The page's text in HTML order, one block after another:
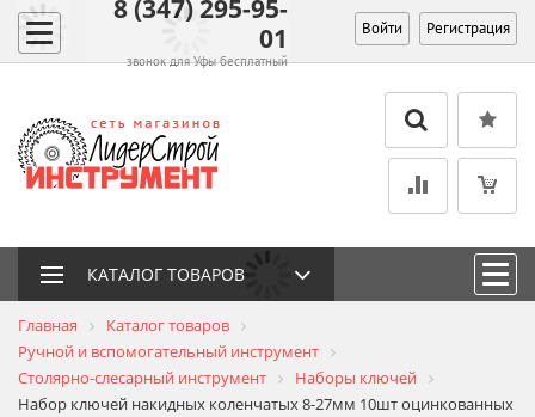
8 (347) 295-95-
01
звонок для Уфы бесплатный
Войти Регистрация
КАТАЛОГ ТОВАРОВ
Главная
Каталог товаров
Ручной и вспомогательный инструмент
Столярно-слесарный инструмент
Наборы ключей
Набор ключей накидных коленчатых 8-27мм 10шт оцинкованных